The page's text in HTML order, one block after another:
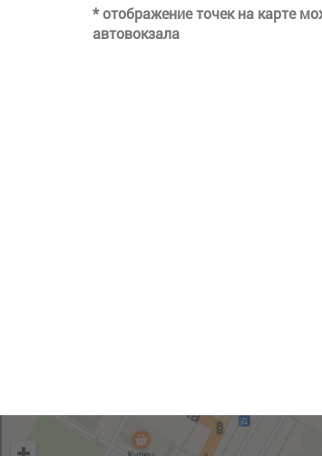
* отображение точек на карте
автовокзала